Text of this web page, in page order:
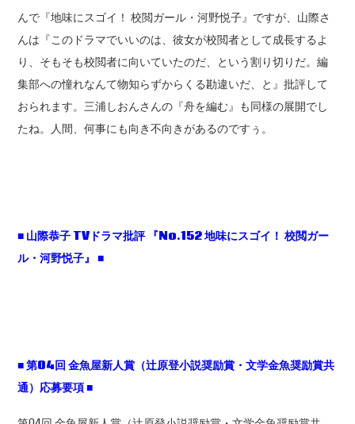
んで『地味にスゴイ！ 校閲ガール・河野悦子』ですが、山際さ
んは『このドラマでいいのは、彼女が校閲者として成長するよ
り、そもそも校閲者に向いていたのだ、という割り切りだ。編
集部への憧れなんて物知らずからくる勘違いだ、と』批評して
おられます。三浦しおんさんの『舟を編む』も同様の展開でし
たね。人間、何事にも向き不向きがあるのですぅ。
■ 山際恭子 TV ドラマ批評 『No.152地味にスゴイ！校閲ガー
ル・河野悦子』 ■
■第04回金魚屋新人賞（辻原登小説奨励賞・文学金魚奨励賞共
通）応募要項■